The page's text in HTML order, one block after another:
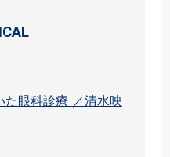
た眼科診療 ／清水映